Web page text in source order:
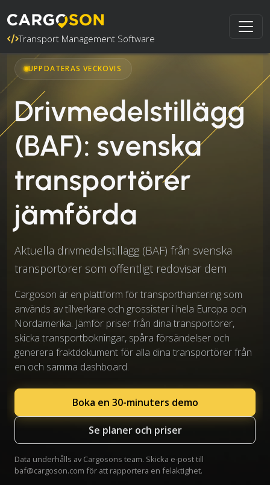
Transport Management Software
UPPDATERAS VECKOVIS
Drivmedelstillägg
(BAF): svenska
transportörer
jämförda
Aktuella drivmedelstillägg (BAF) från svenska
transportörer som offentligt redovisar dem
Cargoson är en plattform för transporthantering som
används av tillverkare och grossister i hela Europa och
Nordamerika. Jämför priser från dina transportörer,
skicka transportbokningar, spåra försändelser och
generera fraktdokument för alla dina transportörer från
en och samma dashboard.
Boka en 30-minuters demo
Se planer och priser
Data underhålls av Cargosons team. Skicka e-post till
baf@cargoson.com för att rapportera en felaktighet.